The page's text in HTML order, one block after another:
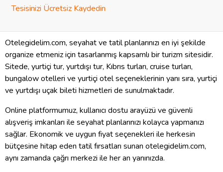
Tesisinizi Ücretsiz Kaydedin
Otelegidelim.com, seyahat ve tatil planlarınızı en iyi şekilde
organize etmeniz için tasarlanmış kapsamlı bir turizm sitesidir.
Sitede, yurtiçi tur, yurtdışı tur, Kıbrıs turları, cruise turları,
bungalow otelleri ve yurtiçi otel seçeneklerinin yanı sıra, yurtiçi
ve yurtdışı uçak bileti hizmetleri de sunulmaktadır.
Online platformumuz, kullanıcı dostu arayüzü ve güvenli
alışveriş imkanları ile seyahat planlarınızı kolayca yapmanızı
sağlar. Ekonomik ve uygun fiyat seçenekleri ile herkesin
bütçesine hitap eden tatil fırsatları sunan otelegidelim.com,
aynı zamanda çağrı merkezi ile her an yanınızda.